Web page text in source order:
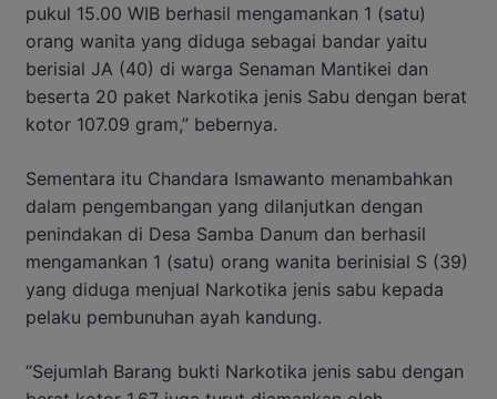
pukul 15.00 WIB berhasil mengamankan 1 (satu)
orang wanita yang diduga sebagai bandar yaitu
berisial JA (40) di warga Senaman Mantikei dan
beserta 20 paket Narkotika jenis Sabu dengan berat
kotor 107.09 gram,” bebernya.
Sementara itu Chandara Ismawanto menambahkan
dalam pengembangan yang dilanjutkan dengan
penindakan di Desa Samba Danum dan berhasil
mengamankan 1 (satu) orang wanita berinisial S (39)
yang diduga menjual Narkotika jenis sabu kepada
pelaku pembunuhan ayah kandung.
“Sejumlah Barang bukti Narkotika jenis sabu dengan